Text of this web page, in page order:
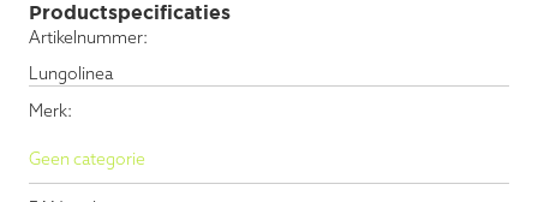
Productspecificaties
Artikelnummer:
Lungolinea
Merk:
Geen categorie